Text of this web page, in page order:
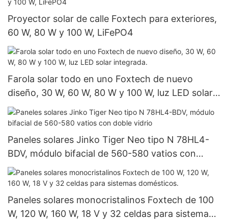
Proyector solar de calle Foxtech para exteriores,
60 W, 80 W y 100 W, LiFePO4
Farola solar todo en uno Foxtech de nuevo
diseño, 30 W, 60 W, 80 W y 100 W, luz LED solar
integrada.
Paneles solares Jinko Tiger Neo tipo N 78HL4-
BDV, módulo bifacial de 560-580 vatios con
doble vidrio
Paneles solares monocristalinos Foxtech de 100
W, 120 W, 160 W, 18 V y 32 celdas para sistemas